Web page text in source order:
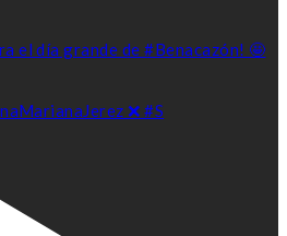
❌ #S